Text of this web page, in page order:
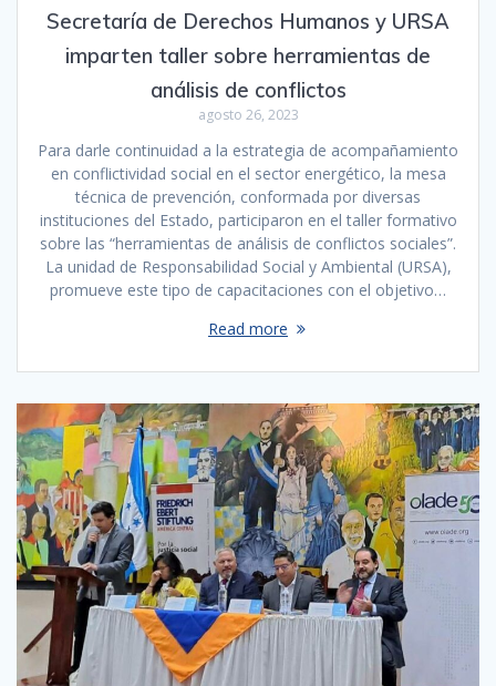
Secretaría de Derechos Humanos y URSA
imparten taller sobre herramientas de
análisis de conflictos
agosto 26, 2023
Para darle continuidad a la estrategia de acompañamiento
en conflictividad social en el sector energético, la mesa
técnica de prevención, conformada por diversas
instituciones del Estado, participaron en el taller formativo
sobre las “herramientas de análisis de conflictos sociales”.
La unidad de Responsabilidad Social y Ambiental (URSA),
promueve este tipo de capacitaciones con el objetivo…
Read more